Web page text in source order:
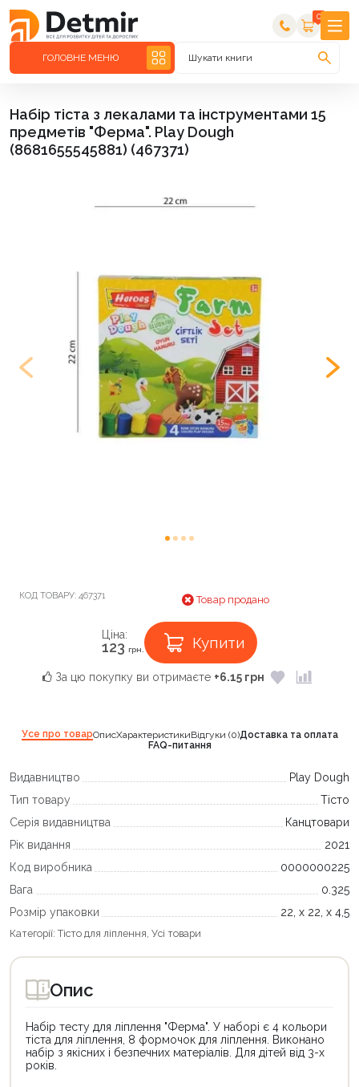
0
ГОЛОВНЕ МЕНЮ Шукати книги
Набір тіста з лекалами та інструментами 15
предметів "Ферма". Play Dough
(8681655545881) (467371)
КОД ТОВАРУ: 467371 Товар продано
Ціна:
123 грн. Купити
За цю покупку ви отримаєте +6.15 грн
Усе про товарОписХарактеристикиВідгуки (0)Доставка та оплата
FAQ-питання
Видавництво
Play Dough
Тип товару
Тісто
Серія видавництва
Канцтовари
Рік видання
2021
Код виробника
0000000225
Вага
0.325
Розмір упаковки
22, х 22, х 4,5
Категорії: Тісто для ліплення, Усі товари
Опис
Набір тесту для ліплення "Ферма". У наборі є 4 кольори
тіста для ліплення, 8 формочок для ліплення. Виконано
набір з якісних і безпечних матеріалів. Для дітей від 3-х
років.